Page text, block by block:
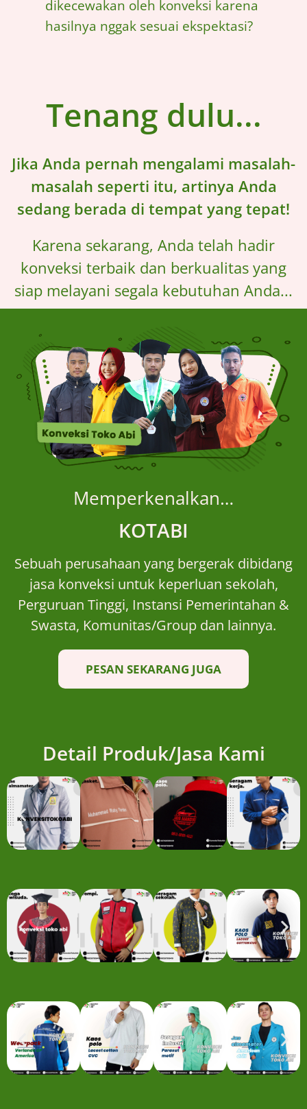
dikecewakan oleh konveksi karena
hasilnya nggak sesuai ekspektasi?
Tenang dulu...
Jika Anda pernah mengalami masalah-
masalah seperti itu, artinya Anda
sedang berada di tempat yang tepat!
Karena sekarang, Anda telah hadir
konveksi terbaik dan berkualitas yang
siap melayani segala kebutuhan Anda...
Memperkenalkan…
KOTABI
Sebuah perusahaan yang bergerak dibidang
jasa konveksi untuk keperluan sekolah,
Perguruan Tinggi, Instansi Pemerintahan &
Swasta, Komunitas/Group dan lainnya.
PESAN SEKARANG JUGA
Detail Produk/Jasa Kami